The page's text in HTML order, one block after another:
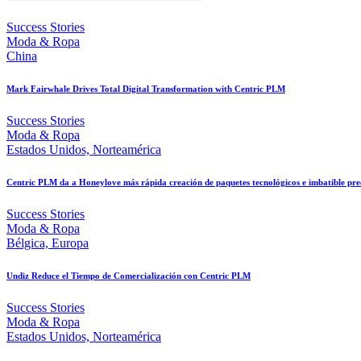
Success Stories
Moda & Ropa
China
Mark Fairwhale Drives Total Digital Transformation with Centric PLM
Success Stories
Moda & Ropa
Estados Unidos, Norteamérica
Centric PLM da a Honeylove más rápida creación de paquetes tecnológicos e imbatible
Success Stories
Moda & Ropa
Bélgica, Europa
Undiz Reduce el Tiempo de Comercialización con Centric PLM
Success Stories
Moda & Ropa
Estados Unidos, Norteamérica